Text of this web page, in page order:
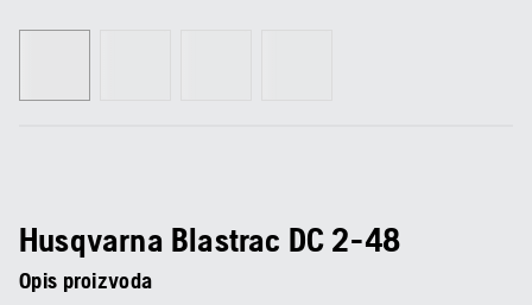
Husqvarna Blastrac DC 2-48
Opis proizvoda